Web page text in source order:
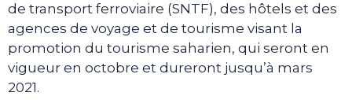
de transport ferroviaire (SNTF), des hôtels et des
agences de voyage et de tourisme visant la
promotion du tourisme saharien, qui seront en
vigueur en octobre et dureront jusqu’à mars
2021.